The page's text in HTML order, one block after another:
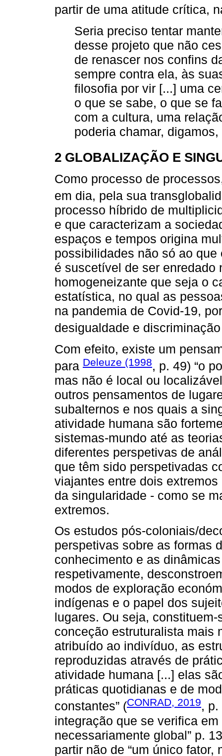
partir de uma atitude crítica,
Seria preciso tentar
desse projeto que não
de renascer nos confins
sempre contra ela, às
filosofia por vir [...] uma
o que se sabe, o que se
com a cultura, uma
poderia chamar,
2 GLOBALIZAÇÃO E
Como processo de
em dia, pela sua
processo híbrido de
e que caracterizam a
espaços e tempos origina
possibilidades não só ao
é suscetível de ser enredado
homogeneizante que seja o
estatística, no qual as
na pandemia de Covid-19,
desigualdade e
Com efeito, existe um
para Deleuze (1998, p. 49) “o
mas não é local ou
outros pensamentos de
subalternos e nos quais a
atividade humana são
sistemas-mundo até as
diferentes perspetivas de
que têm sido perspetivadas
viajantes entre dois
da singularidade - como se
extremos.
Os estudos pós-coloniais/
perspetivas sobre as formas
conhecimento e as
respetivamente,
modos de exploração
indígenas e o papel dos
lugares. Ou seja,
conceção estruturalista mais
atribuído ao indivíduo, as
reproduzidas através de
atividade humana [...] elas
práticas quotidianas e de
constantes” (CONRAD, 2019,
integração que se verifica
necessariamente global” p.
partir não de “um único